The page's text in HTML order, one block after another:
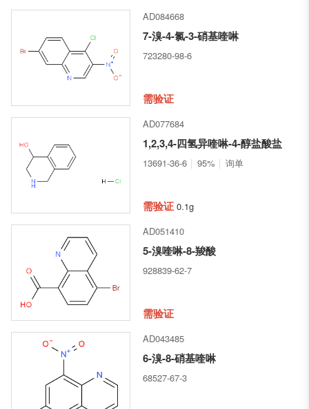
AD084668
7-溴-4-氯-3-硝基喹啉
723280-98-6
需验证
AD077684
1,2,3,4-四氢异喹啉-4-醇盐酸盐
13691-36-6 95% 询单
需验证 0.1g
AD051410
5-溴喹啉-8-羧酸
928839-62-7
需验证
AD043485
6-溴-8-硝基喹啉
68527-67-3